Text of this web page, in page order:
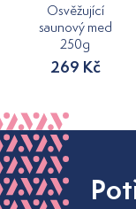
Osvěžující
saunový med
250g
269 Kč